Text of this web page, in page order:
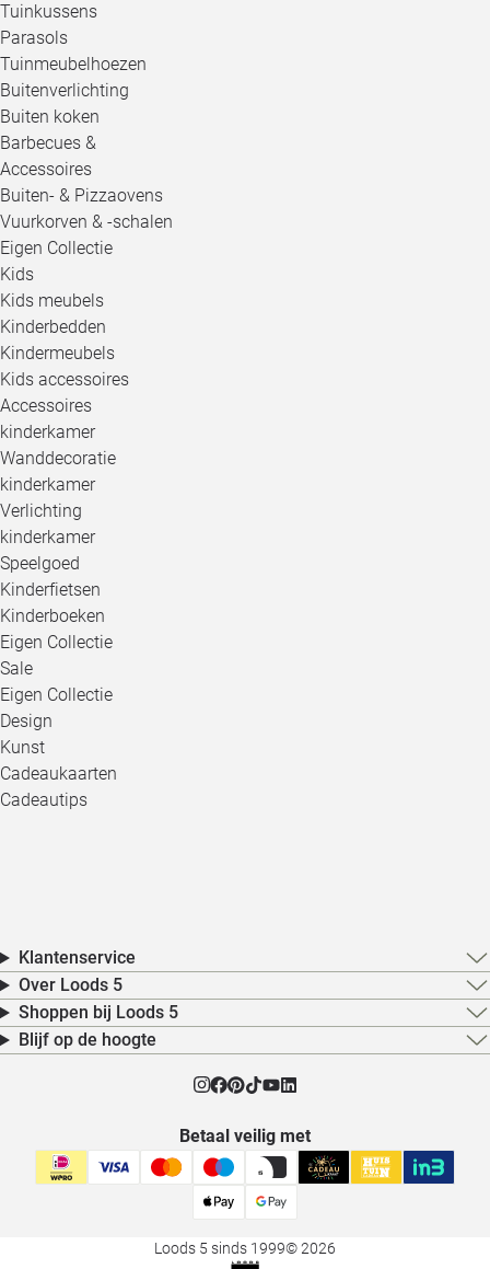
Tuinkussens
Parasols
Tuinmeubelhoezen
Buitenverlichting
Buiten koken
Barbecues &
Accessoires
Buiten- & Pizzaovens
Vuurkorven & -schalen
Eigen Collectie
Kids
Kids meubels
Kinderbedden
Kindermeubels
Kids accessoires
Accessoires
kinderkamer
Wanddecoratie
kinderkamer
Verlichting
kinderkamer
Speelgoed
Kinderfietsen
Kinderboeken
Eigen Collectie
Sale
Eigen Collectie
Design
Kunst
Cadeaukaarten
Cadeautips
Klantenservice
Over Loods 5
Shoppen bij Loods 5
Blijf op de hoogte
Betaal veilig met
Loods 5 sinds 1999© 2026